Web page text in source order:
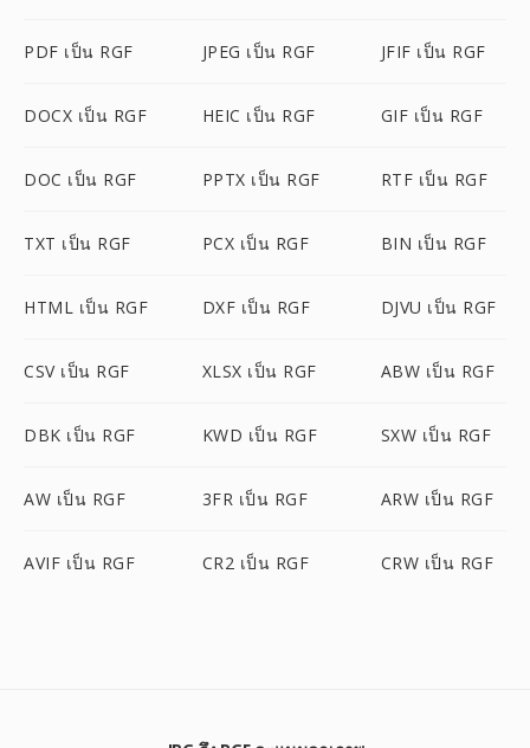
PDF เป็น RGF JPEG เป็น RGF JFIF เป็น RGF
DOCX เป็น RGF HEIC เป็น RGF GIF เป็น RGF
DOC เป็น RGF PPTX เป็น RGF RTF เป็น RGF
TXT เป็น RGF PCX เป็น RGF BIN เป็น RGF
HTML เป็น RGF DXF เป็น RGF DJVU เป็น RGF
CSV เป็น RGF XLSX เป็น RGF ABW เป็น RGF
DBK เป็น RGF KWD เป็น RGF SXW เป็น RGF
AW เป็น RGF 3FR เป็น RGF ARW เป็น RGF
AVIF เป็น RGF CR2 เป็น RGF CRW เป็น RGF